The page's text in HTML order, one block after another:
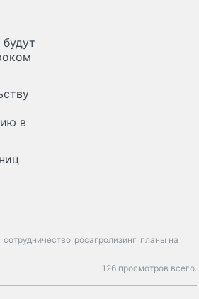
в
сотрудничество росагролизинг планы на
126 просмотров всего.